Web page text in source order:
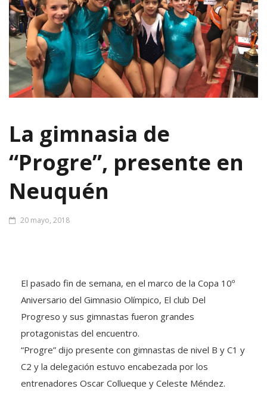
La gimnasia de
“Progre”, presente en
Neuquén
20 mayo, 2018
Aniversario del Gimnasio Olímpico, El club Del
Progreso y sus gimnastas fueron grandes
protagonistas del encuentro.
“Progre” dijo presente con gimnastas de nivel B y C1 y
C2 y la delegación estuvo encabezada por los
entrenadores Oscar Collueque y Celeste Méndez.
“Este torneo nos sirvió mucho como previa para